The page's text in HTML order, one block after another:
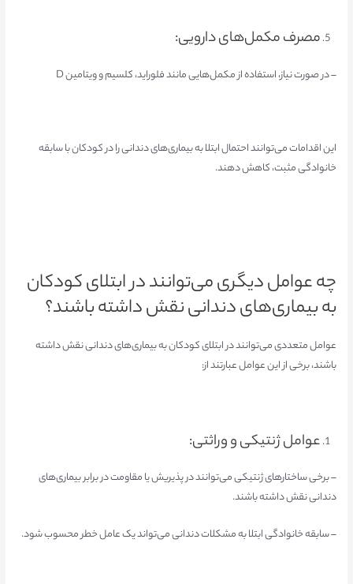
مصرف مکمل‌های دارویی:
– در صورت نیاز، استفاده از مکمل‌هایی مانند فلوراید، کلسیم و ویتامین D
این اقدامات می‌توانند احتمال ابتلا به بیماری‌های دندانی را در کودکان با سابقه
خانوادگی مثبت، کاهش دهند.
چه عوامل دیگری می‌توانند در ابتلای کودکان
به بیماری‌های دندانی نقش داشته باشند؟
عوامل متعددی می‌توانند در ابتلای کودکان به بیماری‌های دندانی نقش داشته
باشند، برخی از این عوامل عبارتند از:
عوامل ژنتیکی و وراثتی:
– برخی ساختارهای ژنتیکی می‌توانند در پذیریش یا مقاومت در برابر بیماری‌های
دندانی نقش داشته باشند.
– سابقه خانوادگی ابتلا به مشکلات دندانی می‌تواند یک عامل خطر محسوب شود.